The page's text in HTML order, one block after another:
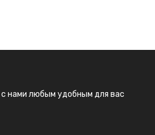
нами любым удобным для вас